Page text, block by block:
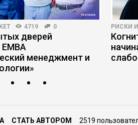
4719 0
дверей
ЕМВА
менеджмент и
РИСКИ
СТАТЬ АВТОРОМ 2519